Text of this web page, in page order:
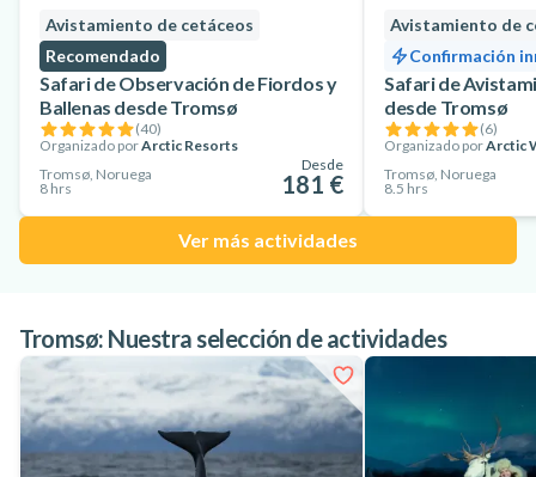
Reserve ahora y asegúrese de disfrutar de este regalo de la
naturaleza durante su viaje a Noruega.
Avistamiento de cetáceos
Recomendado
Safari de Observación de Fiordos y
Ballenas desde Tromsø
(40)
Organizado porArctic Resorts
Tromsø, Noruega
8 hrs
Desde
181 €
Avistamiento de
Confirmación
Safari de
desde Tromsø
(6)
Organizado porArctic
Tromsø, Noruega
8.5 hrs
Ver más actividades
Tromsø: Nuestra selección de actividades